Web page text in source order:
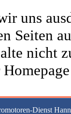
uns
Seiten
nicht
Dienst